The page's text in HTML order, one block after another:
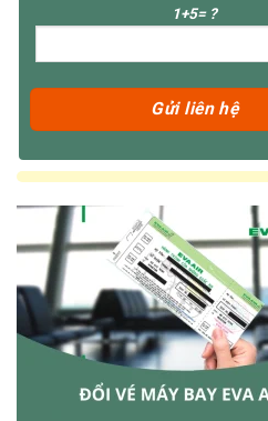
1+5= ?